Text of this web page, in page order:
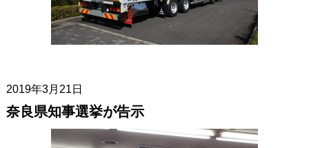
2019年3月21日
奈良県知事選挙が告示